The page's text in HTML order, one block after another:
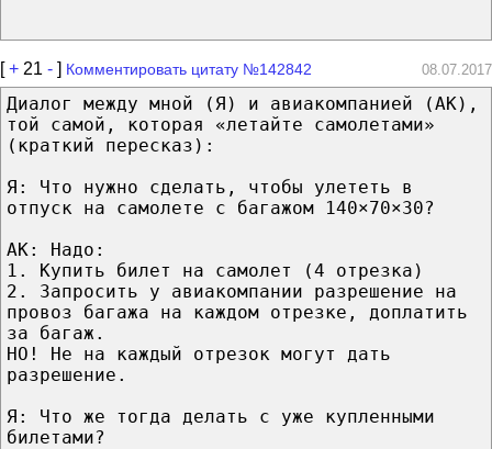
[+ 21 - ] Комментировать цитату №142842 08.07.2017
Диалог между мной (Я) и авиакомпанией (AK),
той самой, которая «летайте самолетами»
(краткий пересказ):
Я: Что нужно сделать, чтобы улететь в
отпуск на самолете с багажом 140×70×30?
AK: Надо:
1. Купить билет на самолет (4 отрезка)
2. Запросить у авиакомпании разрешение на
провоз багажа на каждом отрезке, доплатить
за багаж.
НО! Не на каждый отрезок могут дать
разрешение.
Я: Что же тогда делать с уже купленными
билетами?